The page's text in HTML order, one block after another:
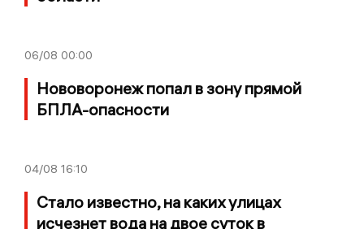
06/08 00:00
Нововоронеж попал в зону прямой
БПЛА-опасности
04/08 16:10
Стало известно, на каких улицах
исчезнет вода на двое суток в